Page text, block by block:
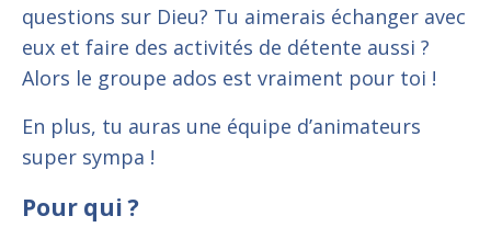
questions sur Dieu? Tu aimerais échanger avec
eux et faire des activités de détente aussi ?
Alors le groupe ados est vraiment pour toi !
En plus, tu auras une équipe d’animateurs
super sympa !
Pour qui ?